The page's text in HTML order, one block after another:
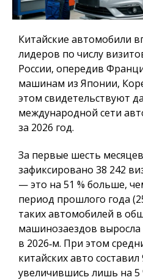
Китайские автомобили
лидеров по числу
России, опередив
машинам из Японии,
этом свидетельствуют
международной сети
за 2026 год.
За первые шесть
зафиксировано 38 242
— это на 51 % больше,
период прошлого года
таких автомобилей в
машинозаездов выросла
в 2026‑м. При этом
китайских авто составил
увеличившись лишь на 5